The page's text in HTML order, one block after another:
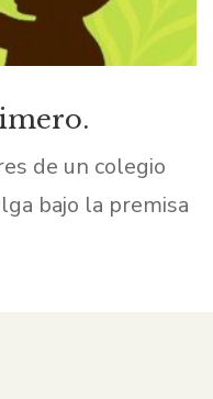
de un colegio
bajo la premisa